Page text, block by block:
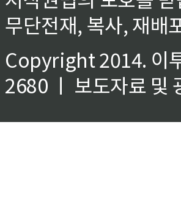
무단전재, 복사, 재배
Copyright 2014. 이
2680 ㅣ 보도자료